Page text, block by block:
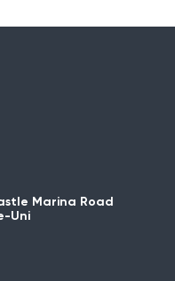
Marina Road
Uni